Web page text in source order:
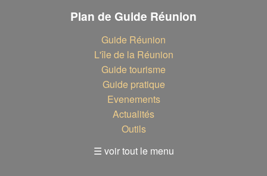
Plan de Guide Réunion
Guide Réunion
L'île de la Réunion
Guide tourisme
Guide pratique
Evenements
Actualités
Outils
☰ voir tout le menu